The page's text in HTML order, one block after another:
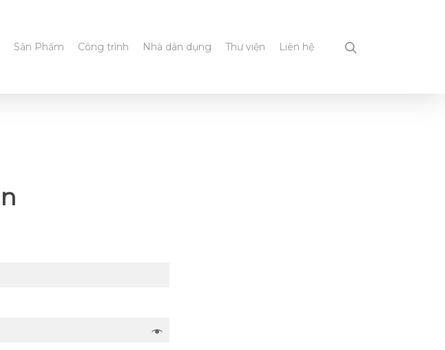
Sản Phẩm Công trình Nhà dân dụng Thư viện Liên hệ